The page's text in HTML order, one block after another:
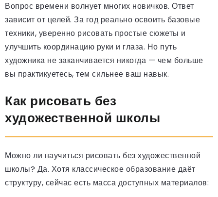
Вопрос времени волнует многих новичков. Ответ
зависит от целей. За год реально освоить базовые
техники, уверенно рисовать простые сюжеты и
улучшить координацию руки и глаза. Но путь
художника не заканчивается никогда — чем больше
вы практикуетесь, тем сильнее ваш навык.
Как рисовать без
художественной школы
Можно ли научиться рисовать без художественной
школы? Да. Хотя классическое образование даёт
структуру, сейчас есть масса доступных материалов: